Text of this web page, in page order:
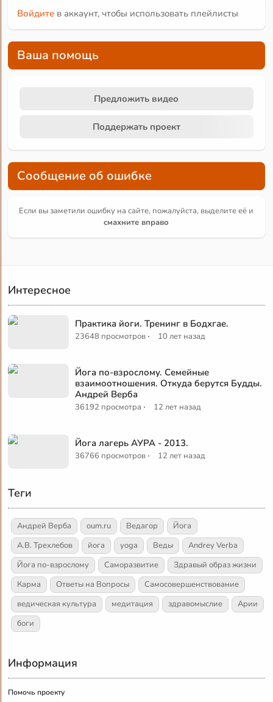
Войдите в аккаунт, чтобы использовать плейлисты
Ваша помощь
Предложить видео
Поддержать проект
Сообщение об ошибке
Если вы заметили ошибку на сайте, пожалуйста, выделите её и
смахните вправо
Интересное
Практика йоги. Тренинг в Бодхгае.
23648 просмотров · 10 лет назад
Йога по-взрослому. Семейные
взаимоотношения. Откуда берутся Будды.
Андрей Верба
36192 просмотра · 12 лет назад
Йога лагерь АУРА - 2013.
36766 просмотров · 12 лет назад
Теги
Андрей Верба oum.ru Ведагор
Йога
А.В. Трехлебов
йога yoga Веды
Andrey Verba
Йога по-взрослому
Саморазвитие
Здравый образ жизни
Карма
Ответы на Вопросы
Самосовершенствование
ведическая культура
медитация здравомыслие
Арии
боги
Информация
Помочь проекту